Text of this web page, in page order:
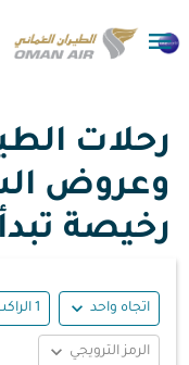

رحلات
وعروض
رخيصة
اتجاه واحد expand_more 1 الراكب, الدرجة السياحية
الرمز الترويجي expand_more